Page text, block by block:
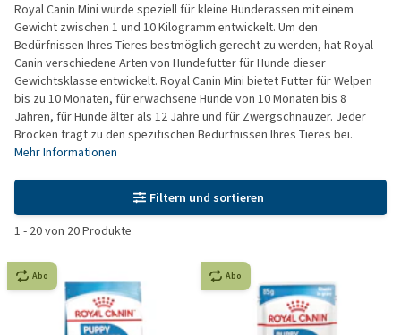
Royal Canin Mini wurde speziell für kleine Hunderassen mit einem
Gewicht zwischen 1 und 10 Kilogramm entwickelt. Um den
Bedürfnissen Ihres Tieres bestmöglich gerecht zu werden, hat Royal
Canin verschiedene Arten von Hundefutter für Hunde dieser
Gewichtsklasse entwickelt. Royal Canin Mini bietet Futter für Welpen
bis zu 10 Monaten, für erwachsene Hunde von 10 Monaten bis 8
Jahren, für Hunde älter als 12 Jahre und für Zwergschnauzer. Jeder
Brocken trägt zu den spezifischen Bedürfnissen Ihres Tieres bei.
Mehr Informationen
Filtern und sortieren
1 - 20von 20Produkte
Abo Abo